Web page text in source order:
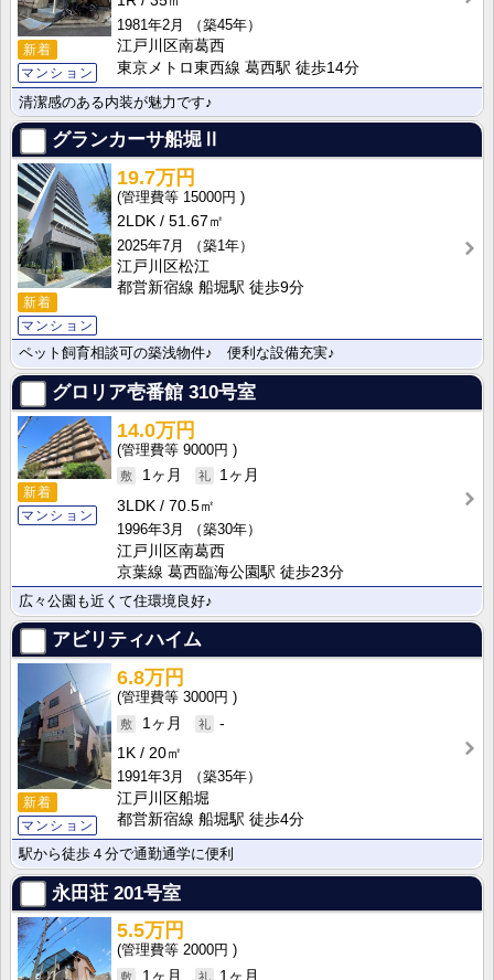
新着
マンション
1981年2月
（築45年）
江戸川区南葛西
東京メトロ東西線 葛西駅 徒歩14分
清潔感のある内装が魅力です♪
グランカーサ船堀Ⅱ
新着
マンション
19.7万円
15000円
2LDK
51.67㎡
2025年7月
（築1年）
江戸川区松江
都営新宿線 船堀駅 徒歩9分
ペット飼育相談可の築浅物件♪ 便利な設備充実♪
グロリア壱番館 310号室
新着
マンション
14.0万円
9000円
1ヶ月
1ヶ月
3LDK
70.5㎡
1996年3月
（築30年）
江戸川区南葛西
京葉線 葛西臨海公園駅 徒歩23分
広々公園も近くて住環境良好♪
アビリティハイム
新着
マンション
6.8万円
3000円
1ヶ月
-
1K
20㎡
1991年3月
（築35年）
江戸川区船堀
都営新宿線 船堀駅 徒歩4分
駅から徒歩４分で通勤通学に便利
永田荘 201号室
5.5万円
2000円
1ヶ月
1ヶ月